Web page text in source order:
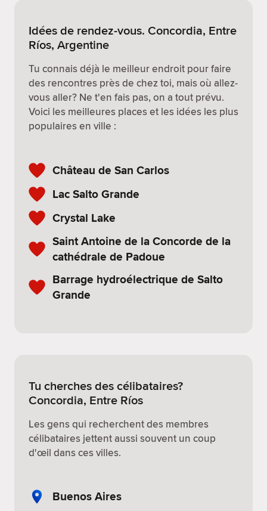
Idées de rendez-vous. Concordia, Entre
Ríos, Argentine
Tu connais déjà le meilleur endroit pour faire
des rencontres près de chez toi, mais où allez-
vous aller? Ne t'en fais pas, on a tout prévu.
Voici les meilleures places et les idées les plus
populaires en ville :
Château de San Carlos
Lac Salto Grande
Crystal Lake
Saint Antoine de la Concorde de la
cathédrale de Padoue
Barrage hydroélectrique de Salto
Grande
Tu cherches des célibataires?
Concordia, Entre Ríos
Les gens qui recherchent des membres
célibataires jettent aussi souvent un coup
d'œil dans ces villes.
Buenos Aires